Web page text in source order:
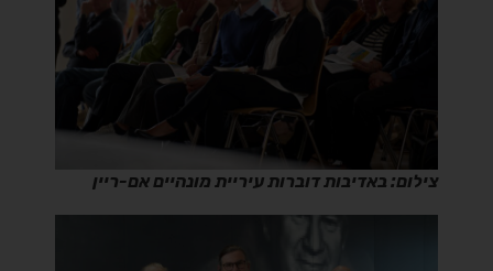
צילום: באדיבות דוברות עיריית מונהיים אם-ריין